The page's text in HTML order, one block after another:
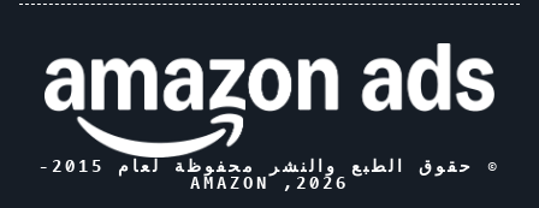
© حقوق الطبع والنشر محفوظة لعام 2015-
2026
, AMAZON